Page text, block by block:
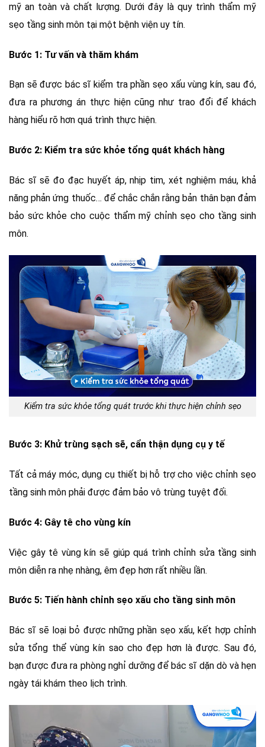
mỹ an toàn và chất lượng. Dưới đây là quy trình thẩm mỹ
sẹo tầng sinh môn tại một bệnh viện uy tín.
Bước 1: Tư vấn và thăm khám
Bạn sẽ được bác sĩ kiểm tra phần sẹo xấu vùng kín, sau đó,
đưa ra phương án thực hiện cũng như trao đổi để khách
hàng hiểu rõ hơn quá trình thực hiện.
Bước 2: Kiểm tra sức khỏe tổng quát khách hàng
Bác sĩ sẽ đo đạc huyết áp, nhịp tim, xét nghiệm máu, khả
năng phản ứng thuốc… để chắc chắn rằng bản thân bạn đảm
bảo sức khỏe cho cuộc thẩm mỹ chỉnh sẹo cho tầng sinh
môn.
Kiểm tra sức khỏe tổng quát trước khi thực hiện chỉnh sẹo
Bước 3: Khử trùng sạch sẽ, cẩn thận dụng cụ y tế
Tất cả máy móc, dụng cụ thiết bị hỗ trợ cho việc chỉnh sẹo
tầng sinh môn phải được đảm bảo vô trùng tuyệt đối.
Bước 4: Gây tê cho vùng kín
Việc gây tê vùng kín sẽ giúp quá trình chỉnh sửa tầng sinh
môn diễn ra nhẹ nhàng, êm đẹp hơn rất nhiều lần.
Bước 5: Tiến hành chỉnh sẹo xấu cho tầng sinh môn
Bác sĩ sẽ loại bỏ được những phần sẹo xấu, kết hợp chỉnh
sửa tổng thể vùng kín sao cho đẹp hơn là được. Sau đó,
bạn được đưa ra phòng nghỉ dưỡng để bác sĩ dặn dò và hẹn
ngày tái khám theo lịch trình.